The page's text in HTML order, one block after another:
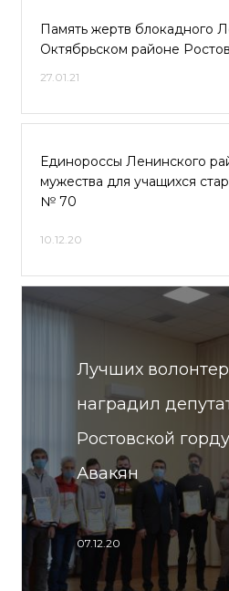
Память жертв блокадного
Октябрьском районе
27.01.21
Единороссы Ленинского
мужества для учащихся
№ 70
10.12.20
Лучших
наградил
Ростовской
Авакян
07.12.20